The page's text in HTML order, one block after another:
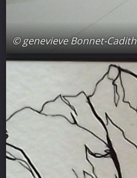
© genevieve Bonnet-Cadith